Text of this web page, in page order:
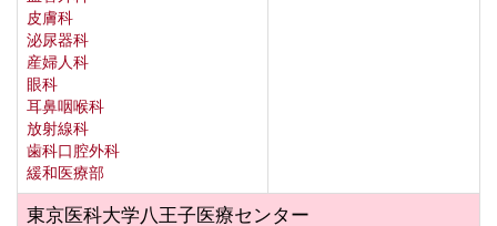
皮膚科
泌尿器科
産婦人科
眼科
耳鼻咽喉科
放射線科
歯科口腔外科
緩和医療部
東京医科大学八王子医療センター